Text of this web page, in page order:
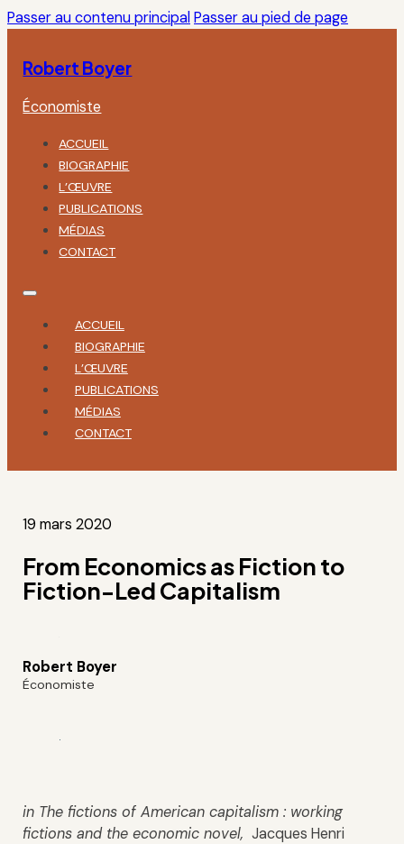
Passer au contenu principal Passer au pied de page
Robert Boyer
Économiste
ACCUEIL
BIOGRAPHIE
L’ŒUVRE
PUBLICATIONS
MÉDIAS
CONTACT
ACCUEIL
BIOGRAPHIE
L’ŒUVRE
PUBLICATIONS
MÉDIAS
CONTACT
19 mars 2020
From Economics as Fiction to
Fiction-Led Capitalism
Robert Boyer
Économiste
in The fictions of American capitalism : working
fictions and the economic novel, Jacques Henri